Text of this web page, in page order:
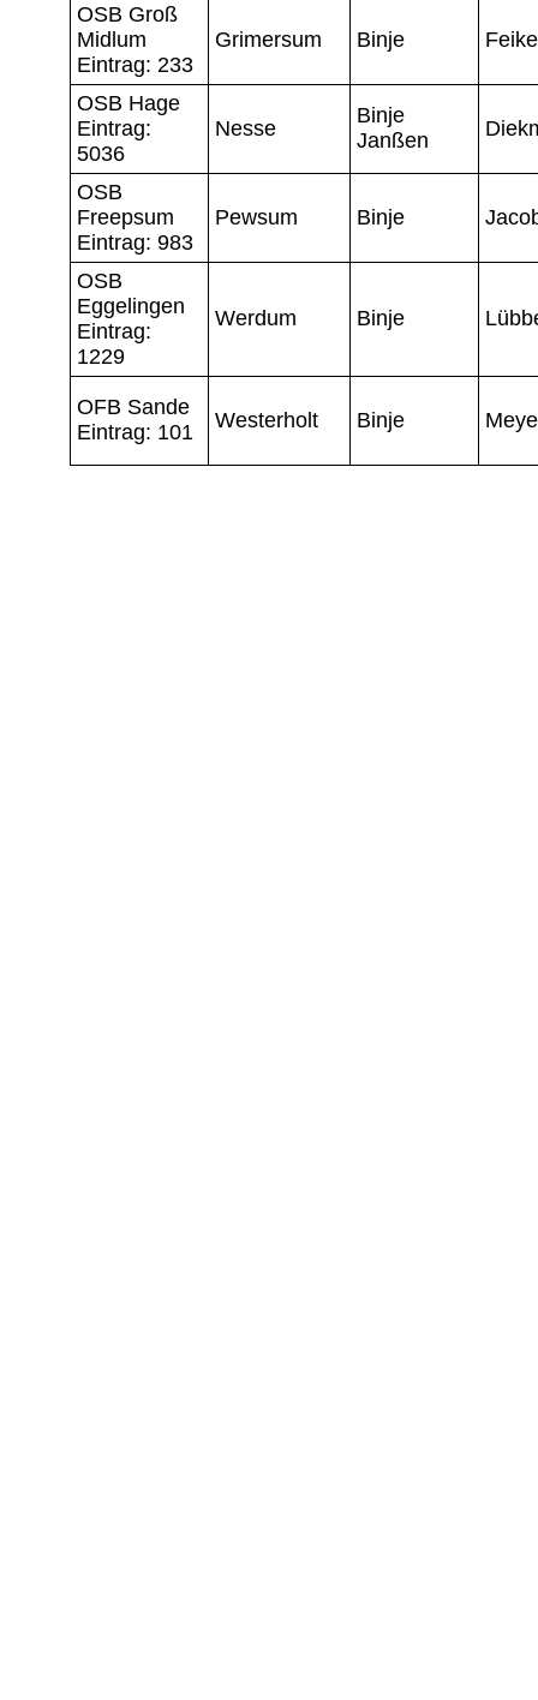
OSB Groß
Midlum
Eintrag: 233
Grimersum Binje
OSB Hage
Eintrag:
5036
Nesse
Binje
Janßen
OSB
Freepsum
Eintrag: 983
Pewsum Binje
OSB
Eggelingen
Eintrag:
1229
Werdum Binje
OFB Sande
Eintrag: 101
Westerholt Binje